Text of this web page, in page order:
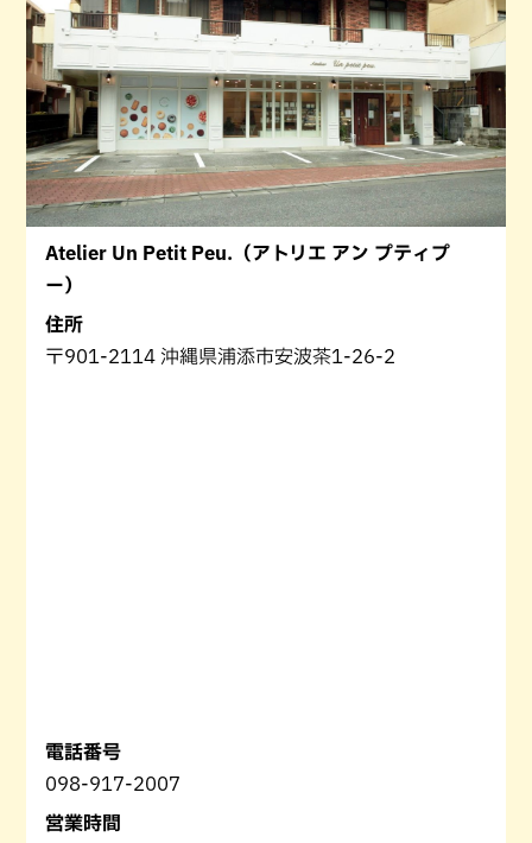
Atelier Un Petit Peu.（アトリエ アン プティプ
ー）
住所
〒901-2114 沖縄県浦添市安波茶1-26-2
電話番号
098-917-2007
営業時間